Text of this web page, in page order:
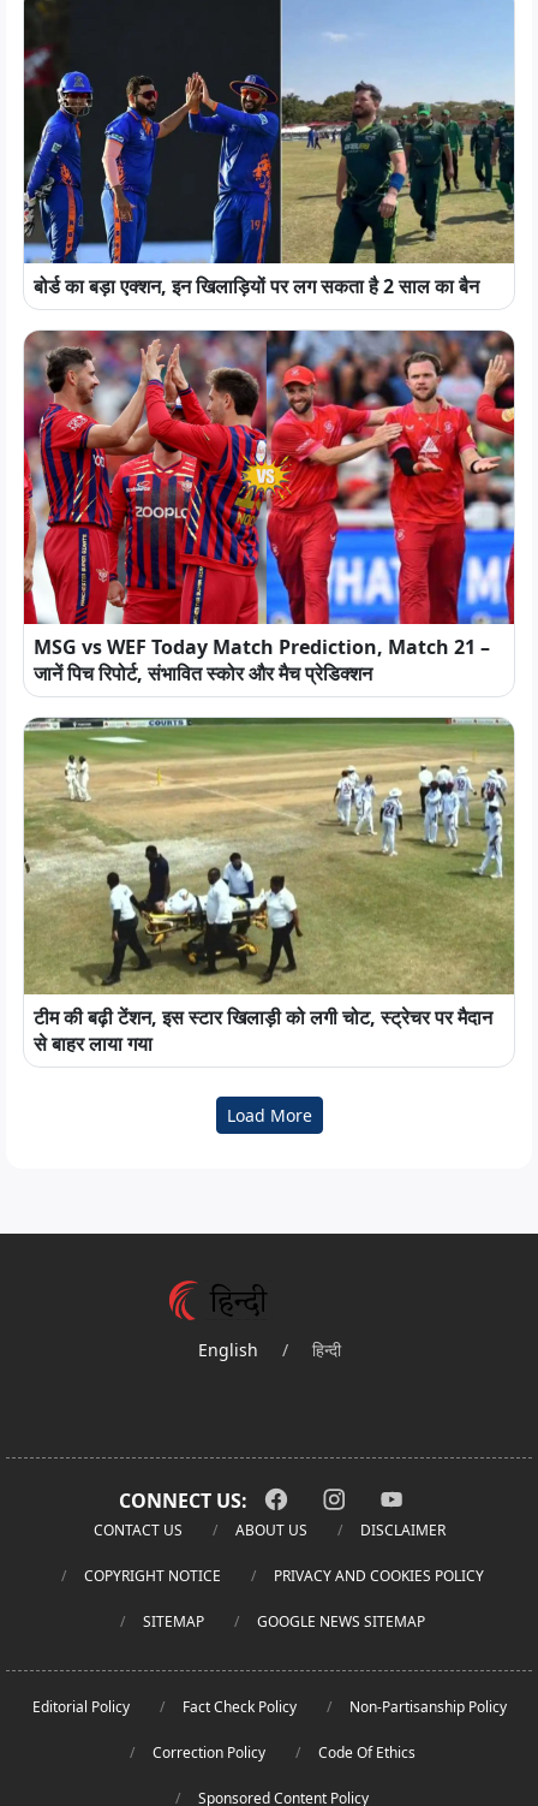
बोर्ड का बड़ा एक्शन, इन खिलाड़ियों पर लग सकता है 2 साल का बैन
MSG vs WEF Today Match Prediction, Match 21 –
जानें पिच रिपोर्ट, संभावित स्कोर और मैच प्रेडिक्शन
टीम की बढ़ी टेंशन, इस स्टार खिलाड़ी को लगी चोट, स्ट्रेचर पर मैदान
से बाहर लाया गया
Load More
English / हिन्दी
CONNECT US:
CONTACT US ABOUT US DISCLAIMER
COPYRIGHT NOTICE PRIVACY AND COOKIES POLICY
SITEMAP GOOGLE NEWS SITEMAP
Editorial Policy Fact Check Policy Non-Partisanship Policy
Correction Policy Code Of Ethics
Sponsored Content Policy